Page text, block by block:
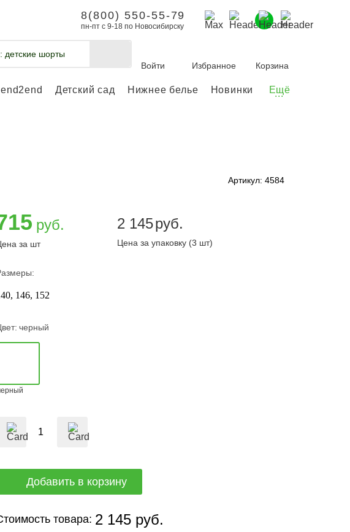
8(800) 550-55-79
пн-пт с 9-18 по Новосибирску
детские шорты
Войти
Избранное Корзина
end2end Детский сад Нижнее белье Новинки Ещё
...
Артикул: 4584
руб.
за шт
2 145руб.
Цена за упаковку (3 шт)
146 152
черный
товара: 2 145 руб.